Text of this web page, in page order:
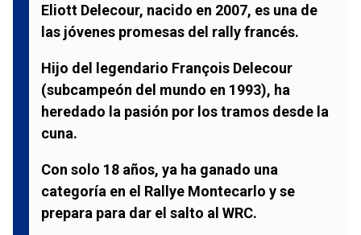
Eliott Delecour, nacido en 2007, es una de
las jóvenes promesas del rally francés.
Hijo del legendario François Delecour
(subcampeón del mundo en 1993), ha
heredado la pasión por los tramos desde la
cuna.
Con solo 18 años, ya ha ganado una
categoría en el Rallye Montecarlo y se
prepara para dar el salto al WRC.